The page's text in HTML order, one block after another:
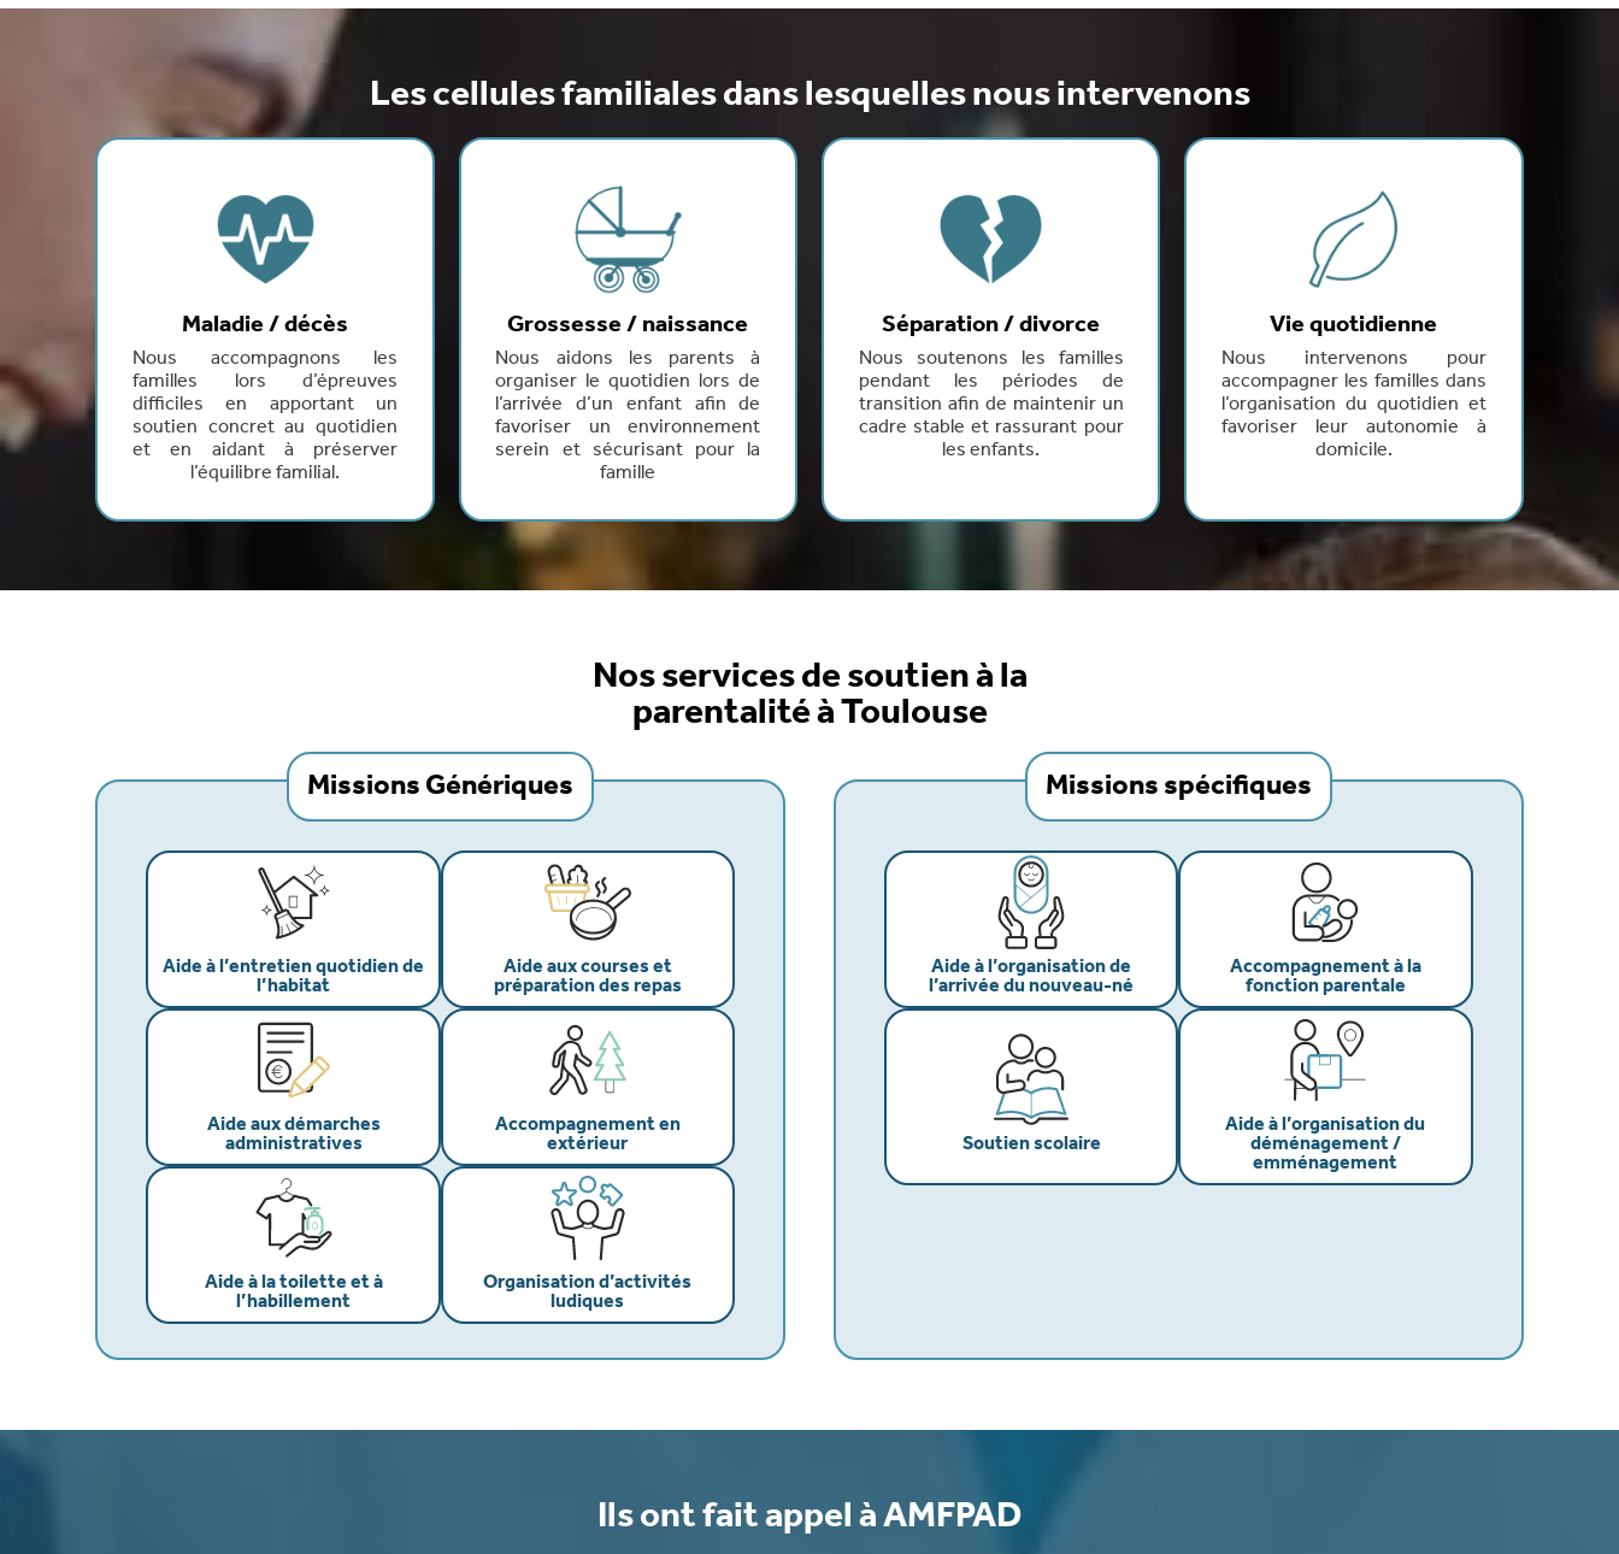
Les cellules familiales dans lesquelles nous intervenons
Maladie / décès
Nous accompagnons les
familles lors d’épreuves
difficiles en apportant un
soutien concret au quotidien
et en aidant à préserver
l’équilibre familial.
Grossesse / naissance
Nous aidons les parents à
organiser le quotidien lors de
l’arrivée d’un enfant afin de
favoriser un environnement
serein et sécurisant pour la
famille
Séparation / divorce
Nous soutenons les familles
pendant les périodes de
transition afin de maintenir un
cadre stable et rassurant pour
les enfants.
Vie quotidienne
Nous intervenons pour
accompagner les familles dans
l’organisation du quotidien et
favoriser leur autonomie à
domicile.
Nos services de soutien à la
parentalité à Toulouse
Missions Génériques
Aide à l’entretien quotidien de
l’habitat
Aide aux courses et
préparation des repas
Aide aux démarches
administratives
Accompagnement en
extérieur
Aide à la toilette et à
l’habillement
Organisation d’activités
ludiques
Missions spécifiques
Aide à l’organisation de
l’arrivée du nouveau-né
Accompagnement à la
fonction parentale
Soutien scolaire
Aide à l’organisation du
déménagement /
emménagement
Ils ont fait appel à AMFPAD